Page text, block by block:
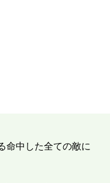
命中した全ての敵に